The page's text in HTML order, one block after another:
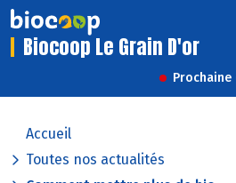
Biocoop Le Grain D'or
Accueil
Toutes nos actualités